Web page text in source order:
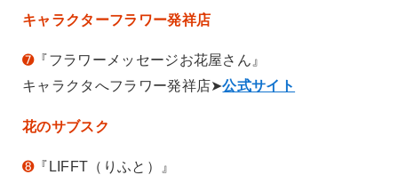
キャラクターフラワー発祥店
➐『フラワーメッセージお花屋さん』
キャラクタへフラワー発祥店➤公式サイト
花のサブスク
➑『LIFFT（りふと）』